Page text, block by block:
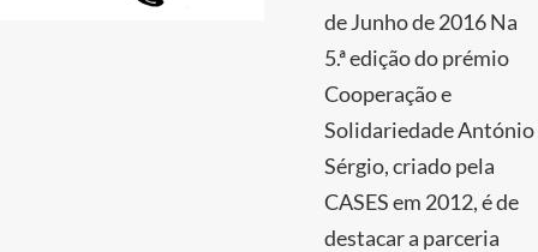
de Junho de 2016 Na
5.ª edição do prémio
Cooperação e
Solidariedade António
Sérgio, criado pela
CASES em 2012, é de
destacar a parceria